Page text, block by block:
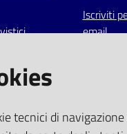
fax
Iscriviti
email
tecnici di